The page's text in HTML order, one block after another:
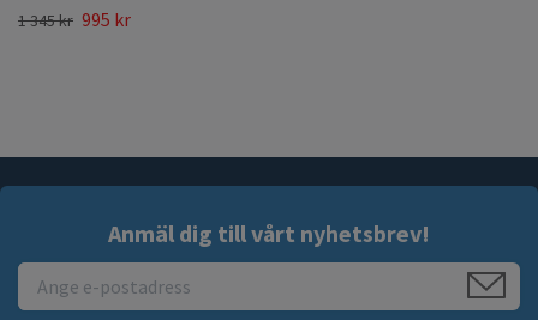
1 345 kr 995 kr
Anmäl dig till vårt nyhetsbrev!